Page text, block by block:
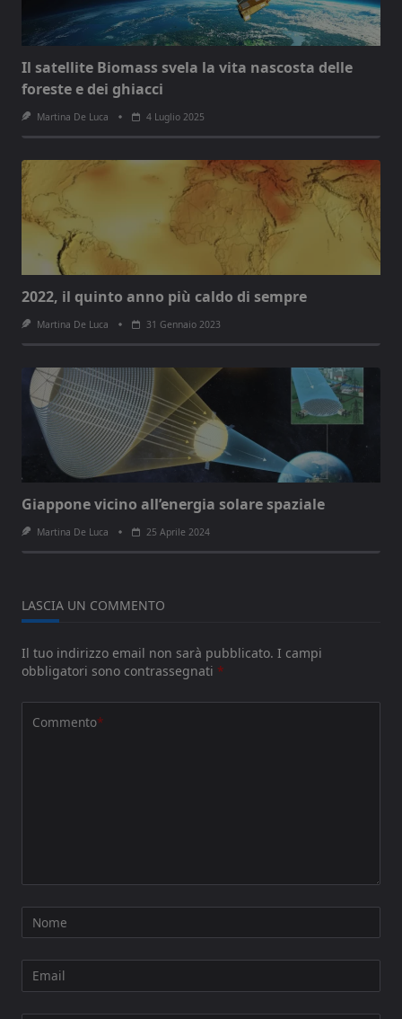
Il satellite Biomass svela la vita nascosta delle
foreste e dei ghiacci
Martina De Luca 4 Luglio 2025
2022, il quinto anno più caldo di sempre
Martina De Luca 31 Gennaio 2023
Giappone vicino all’energia solare spaziale
Martina De Luca 25 Aprile 2024
LASCIA UN COMMENTO
Il tuo indirizzo email non sarà pubblicato. I campi
obbligatori sono contrassegnati *
Commento*
Nome
Email